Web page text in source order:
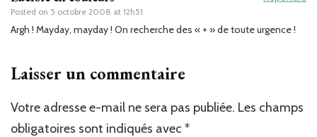
Posted on 5 octobre 2008 at 12h51
Argh ! Mayday, mayday ! On recherche des « + » de toute urgence !
Laisser un commentaire
Votre adresse e-mail ne sera pas publiée. Les champs
obligatoires sont indiqués avec *